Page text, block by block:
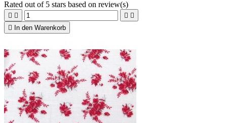
Rated out of 5 stars based on review(s)
   

In den Warenkorb